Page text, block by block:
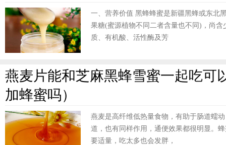
一、营养价值 黑蜂蜂蜜是新疆黑蜂或东北
果糖(蜜源植物不同二者含量也不同)，尚
质、有机酸、活性酶及芳
燕麦片能和芝麻黑蜂雪蜜一起吃可
加蜂蜜吗）
燕麦是高纤维低热量食物，有助于肠道蠕
道，也有同样作用，通便效果都很明显。
要适量，吃太多也会发胖，